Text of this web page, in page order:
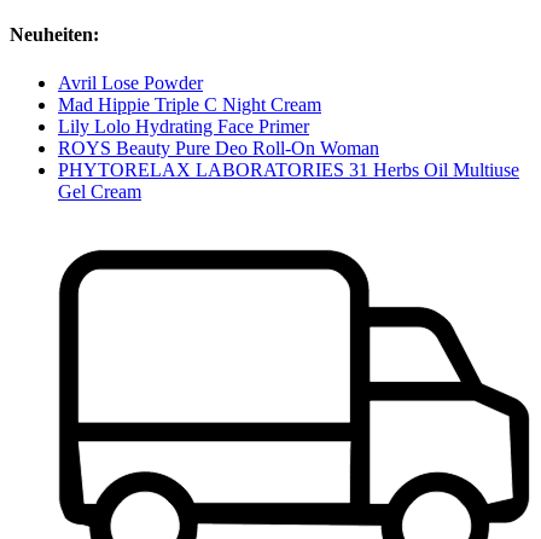
Neuheiten:
Avril Lose Powder
Mad Hippie Triple C Night Cream
Lily Lolo Hydrating Face Primer
ROYS Beauty Pure Deo Roll-On Woman
PHYTORELAX LABORATORIES 31 Herbs Oil Multiuse
Gel Cream